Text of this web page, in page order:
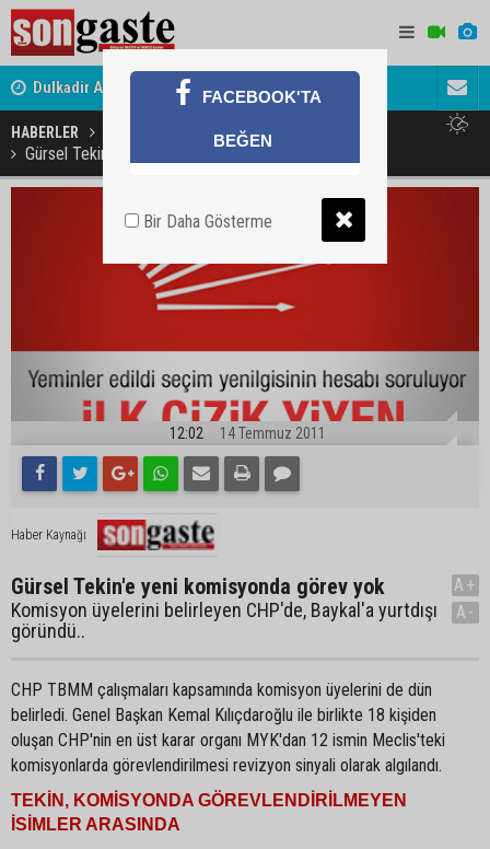
Dulkadir Ailesinin Mutlu Günü Gölbaşı
HABERLER
Gürsel Tekin'e yeni komisyonda görev yok
12:02 14 Temmuz 2011
Haber Kaynağı
Gürsel Tekin'e yeni komisyonda görev yok
Komisyon üyelerini belirleyen CHP'de, Baykal'a yurtdışı
göründü..
A+
A-
CHP TBMM çalışmaları kapsamında komisyon üyelerini de dün
belirledi. Genel Başkan Kemal Kılıçdaroğlu ile birlikte 18 kişiden
oluşan CHP'nin en üst karar organı MYK'dan 12 ismin Meclis'teki
komisyonlarda görevlendirilmesi revizyon sinyali olarak algılandı.
TEKİN, KOMİSYONDA GÖREVLENDİRİLMEYEN
İSİMLER ARASINDA
FACEBOOK'TA
BEĞEN
Bir Daha Gösterme